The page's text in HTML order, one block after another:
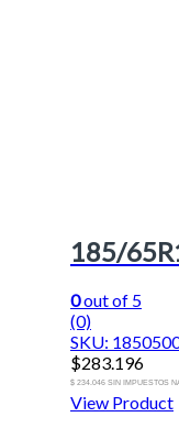
185/
0out of 5
(0)
SKU:
$283.196
$ 234.046 SIN IMPUESTOS
View Product